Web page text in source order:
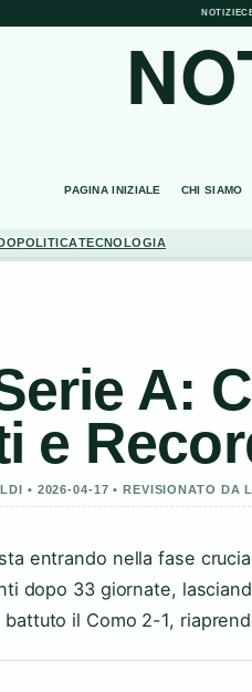
PAGINA INIZIALE CHI SIAMO
POLITICATECNOLOGIA
A:
e
• 2026-04-17 • REVISIONATO DA
entrando nella fase
dopo 33 giornate,
battuto il Como 2-1,